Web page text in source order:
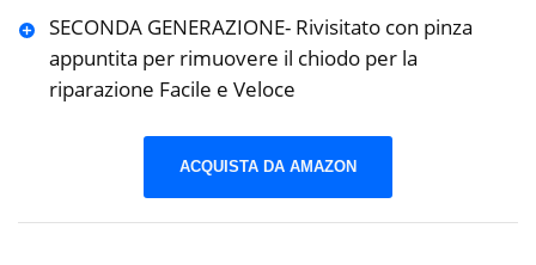
SECONDA GENERAZIONE- Rivisitato con pinza
appuntita per rimuovere il chiodo per la
riparazione Facile e Veloce
ACQUISTA DA AMAZON